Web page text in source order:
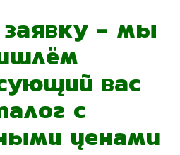
- мы
вас
с
ценами